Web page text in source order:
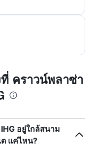
คราวน์พลาซ่า
อยู่ใกล้สนาม
แค่ไหน?